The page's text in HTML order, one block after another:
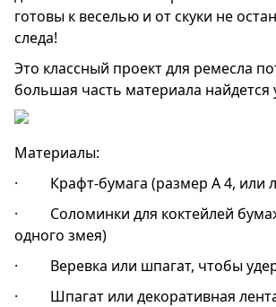
готовы к веселью и от скуки не
следа!
Это классный проект для ремесла
большая часть материала найдется
Материалы:
· Крафт-бумага (размер А 4, или
· Соломинки для коктейлей
одного змея)
· Веревка или шпагат, чтобы
· Шпагат или декоративная лента